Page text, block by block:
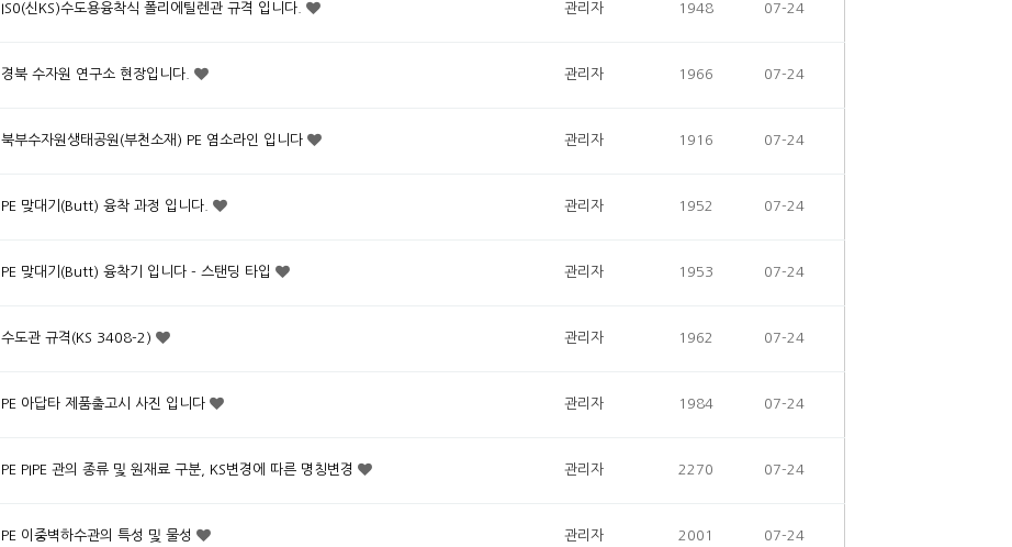
IS0(신KS)수도용융착식 폴리에틸렌관 규격 입니다. 관리자 1948 07-24
경북 수자원 연구소 현장입니다. 관리자 1966 07-24
북부수자원생태공원(부천소재) PE 염소라인 입니다 관리자 1916 07-24
PE 맞대기(Butt) 융착 과정 입니다. 관리자 1952 07-24
PE 맞대기(Butt) 융착기 입니다 - 스탠딩 타입 관리자 1953 07-24
수도관 규격(KS 3408-2) 관리자 1962 07-24
PE 아답타 제품출고시 사진 입니다 관리자 1984 07-24
PE PIPE 관의 종류 및 원재료 구분, KS변경에 따른 명칭변경 관리자 2270 07-24
PE 이중벽하수관의 특성 및 물성 관리자 2001 07-24